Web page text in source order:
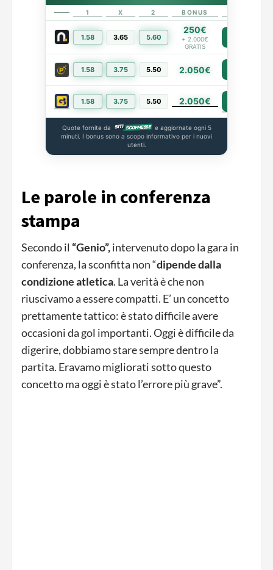
1 X 2 BONUS
1.58 3.65 5.60
250€
+ 2.000€
GRATIS
1.58 3.75 5.50 2.050€
1.58 3.75 5.50 2.050€
Quote fornite da
e aggiornate ogni 5
minuti. I bonus sono a scopo informativo per i nuovi
utenti.
Le parole in conferenza
stampa
Secondo il “Genio”,intervenuto dopo la gara in
conferenza, la sconfitta non “dipende dalla
condizione atletica. La verità è che non
riuscivamo a essere compatti. E’ un concetto
prettamente tattico: è stato difficile avere
occasioni da gol importanti. Oggi è difficile da
digerire, dobbiamo stare sempre dentro la
partita. Eravamo migliorati sotto questo
concetto ma oggi è stato l’errore più grave”.